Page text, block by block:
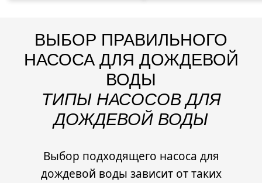
ВЫБОР ПРАВИЛЬНОГО
НАСОСА ДЛЯ ДОЖДЕВОЙ
ВОДЫ
ТИПЫ НАСОСОВ ДЛЯ
ДОЖДЕВОЙ ВОДЫ
Выбор подходящего насоса для
дождевой воды зависит от таких